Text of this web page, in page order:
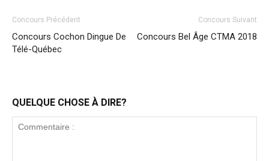
Concours Précédent
Concours Cochon Dingue De
Télé-Québec
Concours Suivant
Concours Bel Âge CTMA 2018
QUELQUE CHOSE À DIRE?